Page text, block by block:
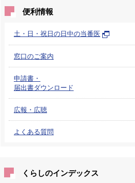
便利情報
土・日・祝日の日中の当番医
窓口のご案内
申請書・
届出書ダウンロード
広報・広聴
よくある質問
くらしのインデックス